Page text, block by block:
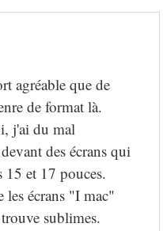
agréable que de
de format là.
j'ai du mal
des écrans qui
15 et 17 pouces.
les écrans "I mac"
sublimes.